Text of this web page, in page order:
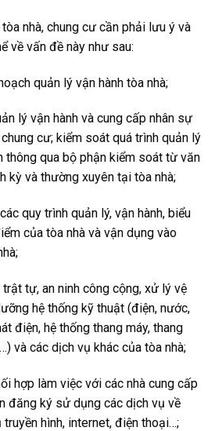
nhà, chung cư cần phải lưu ý và
về vấn đề này như sau:
quản lý vận hành tòa nhà;
lý vận hành và cung cấp nhân sự
cư; kiểm soát quá trình quản lý
thông qua bộ phận kiểm soát từ văn
kỳ và thường xuyên tại tòa nhà;
quy trình quản lý, vận hành, biểu
của tòa nhà và vận dụng vào
tự, an ninh công cộng, xử lý vệ
hệ thống kỹ thuật (điện, nước,
điện, hệ thống thang máy, thang
và các dịch vụ khác của tòa nhà;
hợp làm việc với các nhà cung cấp
đăng ký sử dụng các dịch vụ về
hình, internet, điện thoại…;